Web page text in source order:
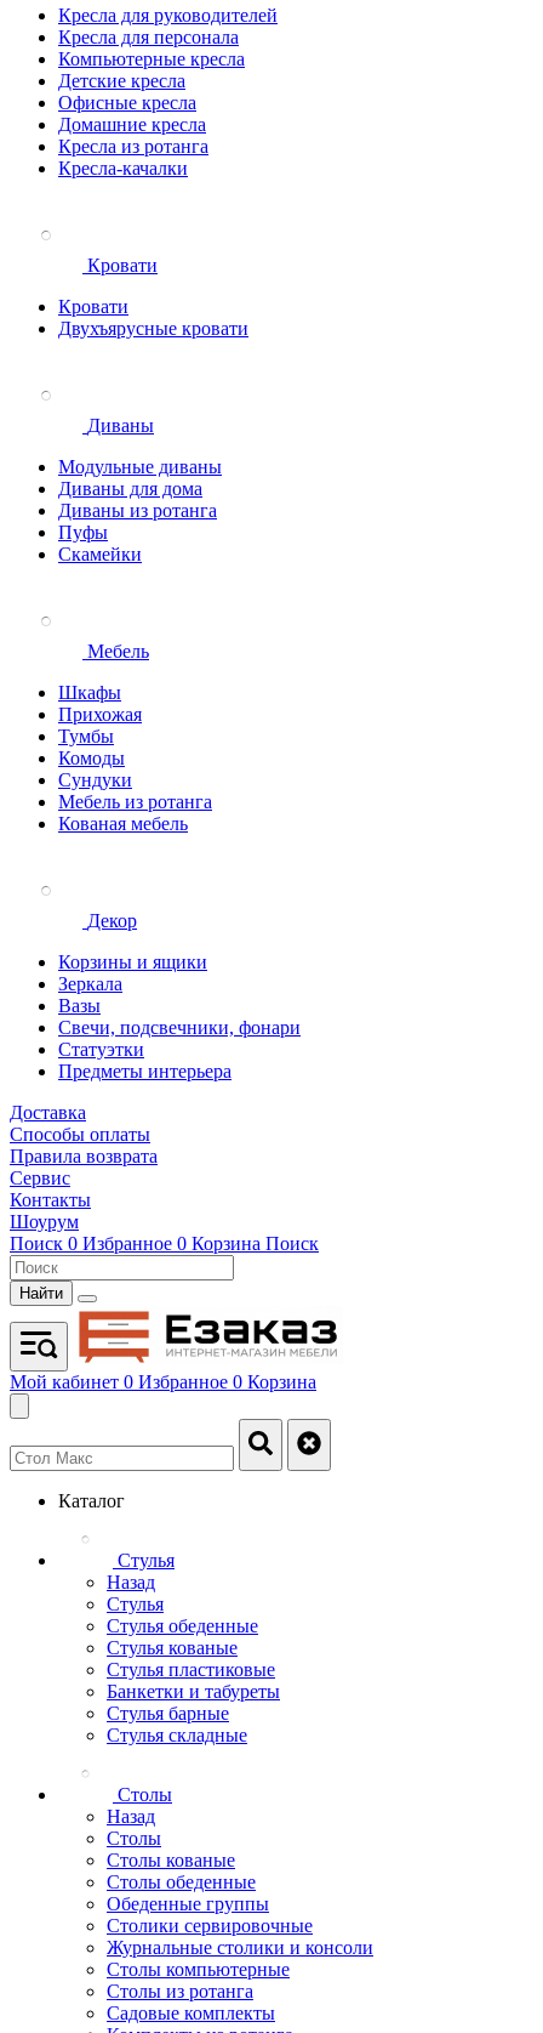
Кресла для руководителей
Кресла для персонала
Компьютерные кресла
Детские кресла
Офисные кресла
Домашние кресла
Кресла из ротанга
Кресла-качалки
Кровати
Кровати
Двухъярусные кровати
Диваны
Модульные диваны
Диваны для дома
Диваны из ротанга
Пуфы
Скамейки
Мебель
Шкафы
Прихожая
Тумбы
Комоды
Сундуки
Мебель из ротанга
Кованая мебель
Декор
Корзины и ящики
Зеркала
Вазы
Свечи, подсвечники, фонари
Статуэтки
Предметы интерьера
Доставка
Способы оплаты
Правила возврата
Сервис
Контакты
Шоурум
Поиск 0 Избранное 0 Корзина Поиск
Найти
Мой кабинет 0 Избранное 0 Корзина
Каталог
Стулья
Назад
Стулья
Стулья обеденные
Стулья кованые
Стулья пластиковые
Банкетки и табуреты
Стулья барные
Стулья складные
Столы
Назад
Столы
Столы кованые
Столы обеденные
Обеденные группы
Столики сервировочные
Журнальные столики и консоли
Столы компьютерные
Столы из ротанга
Садовые комплекты